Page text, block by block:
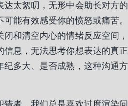
达太絮叨，无形中会助长对方的
能有效感受你的愤怒或痛苦。
和清空内心的情绪反应空间，
信息，无法思考你想表达的真正
纪多大、是否成熟，这种沟通方
错者，我们总是喜欢过度渲染问